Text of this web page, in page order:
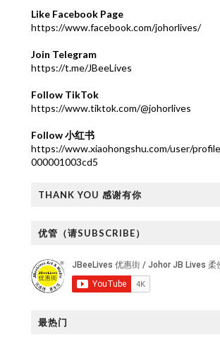
Like Facebook Page
https://www.facebook.com/johorlives/
Join Telegram
https://t.me/JBeeLives
Follow TikTok
https://www.tiktok.com/@johorlives
Follow 小红书
https://www.xiaohongshu.com/user/
000001003cd5
THANK YOU 感谢有你
优管（请SUBSCRIBE）
最热门